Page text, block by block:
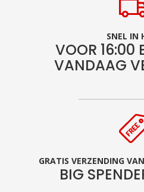
SNEL IN
VOOR 16:00
VANDAAG
GRATIS VERZENDING
BIG